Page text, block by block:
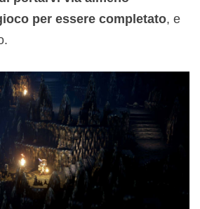
per essere completato, e